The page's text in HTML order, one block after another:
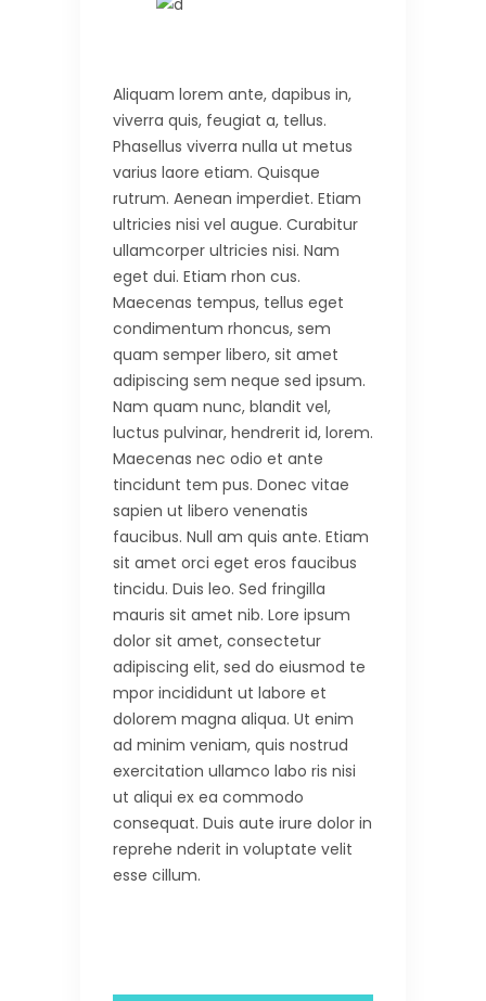
Aliquam lorem ante, dapibus in,
viverra quis, feugiat a, tellus.
Phasellus viverra nulla ut metus
varius laore etiam. Quisque
rutrum. Aenean imperdiet. Etiam
ultricies nisi vel augue. Curabitur
ullamcorper ultricies nisi. Nam
eget dui. Etiam rhon cus.
Maecenas tempus, tellus eget
condimentum rhoncus, sem
quam semper libero, sit amet
adipiscing sem neque sed ipsum.
Nam quam nunc, blandit vel,
luctus pulvinar, hendrerit id, lorem.
Maecenas nec odio et ante
tincidunt tem pus. Donec vitae
sapien ut libero venenatis
faucibus. Null am quis ante. Etiam
sit amet orci eget eros faucibus
tincidu. Duis leo. Sed fringilla
mauris sit amet nib. Lore ipsum
dolor sit amet, consectetur
adipiscing elit, sed do eiusmod te
mpor incididunt ut labore et
dolorem magna aliqua. Ut enim
ad minim veniam, quis nostrud
exercitation ullamco labo ris nisi
ut aliqui ex ea commodo
consequat. Duis aute irure dolor in
reprehe nderit in voluptate velit
esse cillum.